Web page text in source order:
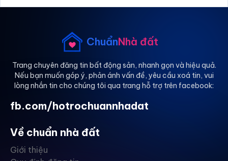
ChuẩnNhà đất
Trang chuyên đăng tin bất động sản, nhanh gọn và hiệu quả.
Nếu bạn muốn góp ý, phản ánh vấn đề, yêu cầu xoá tin, vui
lòng nhắn tin cho chúng tôi qua trang hỗ trợ trên facebook:
fb.com/hotrochuannhadat
Về chuẩn nhà đất
Giới thiệu